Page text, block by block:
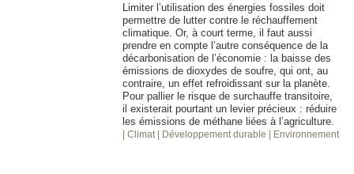
Limiter l’utilisation des énergies fossiles doit
permettre de lutter contre le réchauffement
climatique. Or, à court terme, il faut aussi
prendre en compte l’autre conséquence de la
décarbonisation de l’économie : la baisse des
émissions de dioxydes de soufre, qui ont, au
contraire, un effet refroidissant sur la planète.
Pour pallier le risque de surchauffe transitoire,
il existerait pourtant un levier précieux : réduire
les émissions de méthane liées à l’agriculture.
| Climat | Développement durable | Environnement